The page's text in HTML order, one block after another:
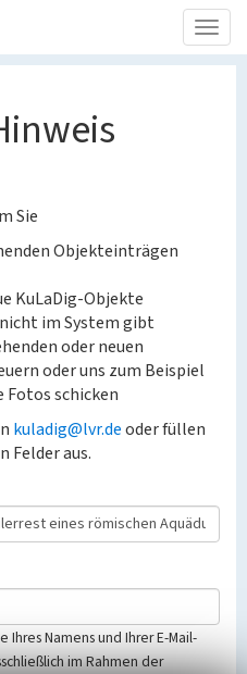
Sie
Objekteinträgen
KuLaDig-Objekte
im System gibt
oder neuen
oder uns zum Beispiel
Fotos schicken
kuladig@lvr.deoder füllen
Felder aus.
Namens und Ihrer E-Mail-
im Rahmen der